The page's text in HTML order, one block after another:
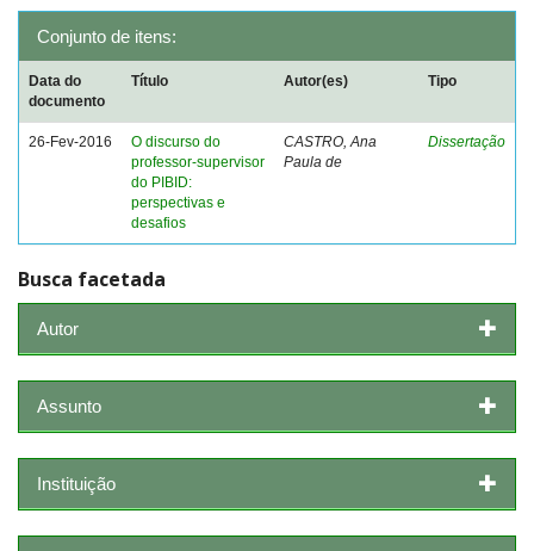
Conjunto de itens:
Data do
documento
Título Autor(es) Tipo
26-Fev-2016
O discurso do
professor-supervisor
do PIBID:
perspectivas e
desafios
CASTRO, Ana
Paula de
Dissertação
Busca facetada
Autor
Assunto
Instituição